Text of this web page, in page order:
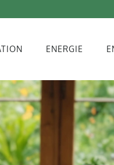
ENERGIE